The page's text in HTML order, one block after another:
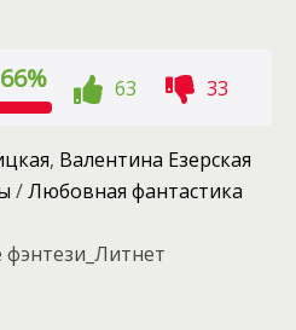
66% 63 33
, Валентина Езерская
/Любовная фантастика